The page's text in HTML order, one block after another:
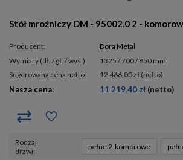
Stół mroźniczy DM - 95002.0 2 -
Producent:
Dora Metal
wymiary (dł. / gł. / wys.)
1325 / 700 / 850 mm
Sugerowana cena netto:
12 466,00 zł(netto)
Nasza cena: 11 219,40 zł (netto)
rodzaj
drzwi
pełne 2-komorowe